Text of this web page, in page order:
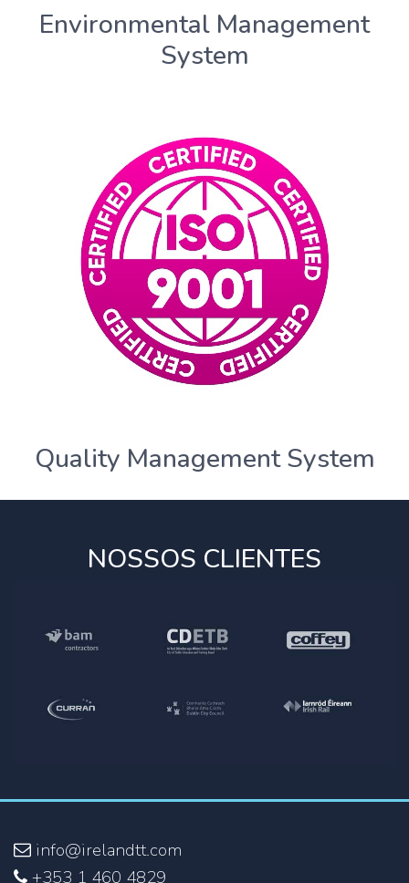
Environmental Management
System
Quality Management System
NOSSOS CLIENTES
info@irelandtt.com
+353 1 460 4829